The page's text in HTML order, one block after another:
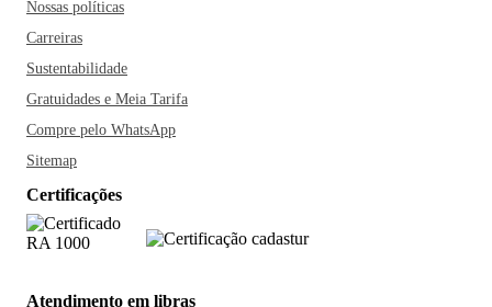
Nossas políticas
Carreiras
Sustentabilidade
Gratuidades e Meia Tarifa
Compre pelo WhatsApp
Sitemap
Certificações
Atendimento em libras